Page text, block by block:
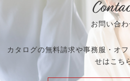
お問い合わ
カタログの無料請求や事務服・オ
せはこち